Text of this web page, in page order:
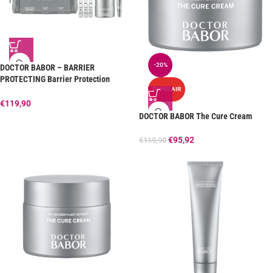
DOCTOR BABOR – BARRIER
PROTECTING Barrier Protection
€119,90
-20%
POPULAIR
DOCTOR BABOR The Cure Cream
€119,90 €95,92